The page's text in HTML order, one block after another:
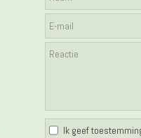
Ik geef
Workshop |